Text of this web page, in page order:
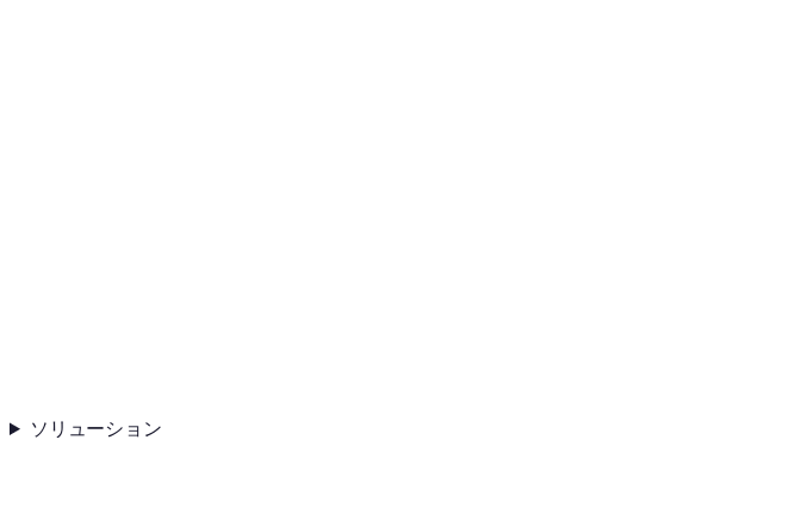
ソリューション